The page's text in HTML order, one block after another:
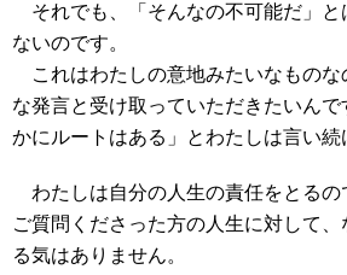
それでも、「そんなの不可能だ」と
ないのです。
これはわたしの意地みたいなものな
な発言と受け取っていただきたいんで
かにルートはある」とわたしは言い続
わたしは自分の人生の責任をとるの
ご質問くださった方の人生に対して、
る気はありません。